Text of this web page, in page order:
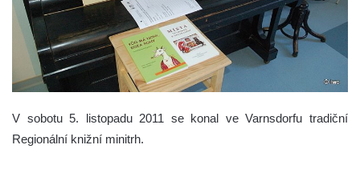
V sobotu 5. listopadu 2011 se konal ve Varnsdorfu tradiční
Regionální knižní minitrh.